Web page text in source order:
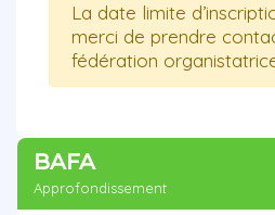
La date limite
merci de prendre
fédération
BAFA
Approfondissement